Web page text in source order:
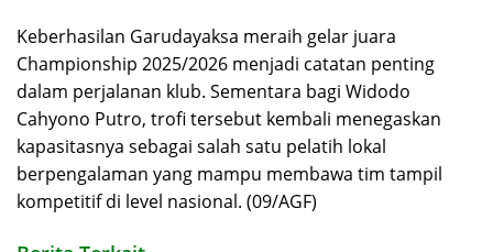
Keberhasilan Garudayaksa meraih gelar juara
Championship 2025/2026 menjadi catatan penting
dalam perjalanan klub. Sementara bagi Widodo
Cahyono Putro, trofi tersebut kembali menegaskan
kapasitasnya sebagai salah satu pelatih lokal
berpengalaman yang mampu membawa tim tampil
kompetitif di level nasional. (09/AGF)